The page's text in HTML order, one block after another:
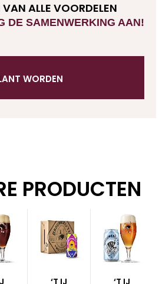
VAN ALLE VOORDELEN
DE SAMENWERKING AAN!
WORDEN
PRODUCTEN